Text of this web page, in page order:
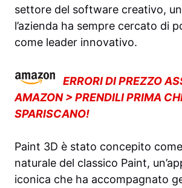
settore del software creativo,
l’azienda ha sempre cercato di
come leader innovativo.
ERRORI DI PREZZO
AMAZON > PRENDILI PRIMA
SPARISCANO!
Paint 3D è stato concepito
naturale del classico Paint,
iconica che ha accompagnato